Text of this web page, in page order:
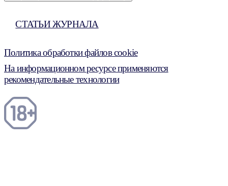
СТАТЬИ ЖУРНАЛА
Политика обработки файлов cookie
На информационном ресурсе применяются
рекомендательные технологии